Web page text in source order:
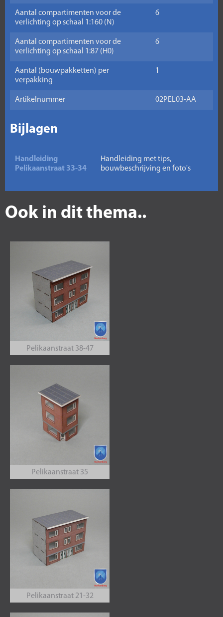
Aantal compartimenten voor de
verlichting op schaal 1:160 (N)
6
Aantal compartimenten voor de
verlichting op schaal 1:87 (H0)
6
Aantal (bouwpakketten) per
verpakking
1
Artikelnummer 02PEL03-AA
Bijlagen
Handleiding
Pelikaanstraat 33-34
Handleiding met tips,
bouwbeschrijving en foto's
Ook in dit thema..
Pelikaanstraat 38-47
Pelikaanstraat 35
Pelikaanstraat 21-32